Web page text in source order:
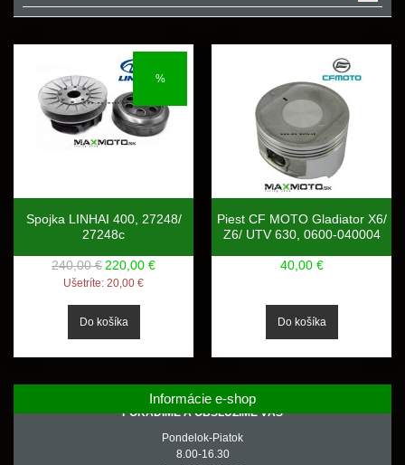
%
Spojka LINHAI 400, 27248/
27248c
240,00 € 220,00 €
Ušetríte: 20,00 €
Piest CF MOTO Gladiator X6/
Z6/ UTV 630, 0600-040004
40,00 €
Informácie e-shop
PORADÍME A OBSLÚŽIME VÁS
Pondelok-Piatok
8.00-16.30